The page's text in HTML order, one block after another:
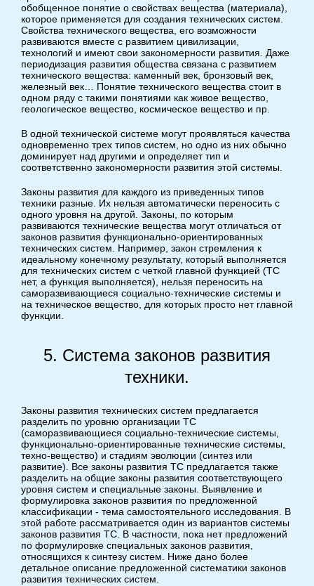
обобщенное понятие о свойствах вещества (материала),
которое применяется для создания технических систем.
Свойства технического вещества, его возможности
развиваются вместе с развитием цивилизации,
технологий и имеют свои закономерности развития. Даже
периодизация развития общества связана с развитием
технического вещества: каменный век, бронзовый век,
железный век… Понятие технического вещества стоит в
одном ряду с такими понятиями как живое вещество,
геологическое вещество, космическое вещество и пр.
В одной технической системе могут проявляться качества
одновременно трех типов систем, но одно из них обычно
доминирует над другими и определяет тип и
соответственно закономерности развития этой системы.
Законы развития для каждого из приведенных типов
техники разные. Их нельзя автоматически переносить с
одного уровня на другой. Законы, по которым
развиваются технические вещества могут отличаться от
законов развития функционально-ориентированных
технических систем. Например, закон стремления к
идеальному конечному результату, который выполняется
для технических систем с четкой главной функцией (ТС
нет, а функция выполняется), нельзя переносить на
саморазвивающиеся социально-технические системы и
на техническое вещество, для которых просто нет главной
функции.
5. Система законов развития
техники.
Законы развития технических систем предлагается
разделить по уровню организации ТС
(саморазвивающиеся социально-технические системы,
функционально-ориентированные технические системы,
техно-вещество) и стадиям эволюции (синтез или
развитие). Все законы развития ТС предлагается также
разделить на общие законы развития соответствующего
уровня систем и специальные законы. Выявление и
формулировка законов развития по предложенной
классификации - тема самостоятельного исследования. В
этой работе рассматривается один из вариантов системы
законов развития ТС. В частности, пока нет предложений
по формулировке специальных законов развития,
относящихся к синтезу систем. Ниже дано более
детальное описание предложенной систематики законов
развития технических систем.